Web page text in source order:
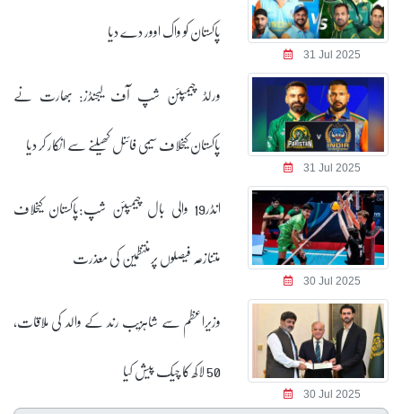
31 Jul 2025
پاکستان کو واک اوور دے دیا
31 Jul 2025
ورلڈ چیمپئن شپ آف لیجنڈز: بھارت نے
پاکستان کیخلاف سیمی فائنل کھیلنے سے انکار کر دیا
30 Jul 2025
انڈر19 والی بال چیمپئن شپ:پاکستان کیخلاف
متنازعہ فیصلوں پرمنتظمین کی معذرت
30 Jul 2025
وزیراعظم سے شاہزیب رند کے والد کی ملاقات،
50 لاکھ کا چیک پیش کیا